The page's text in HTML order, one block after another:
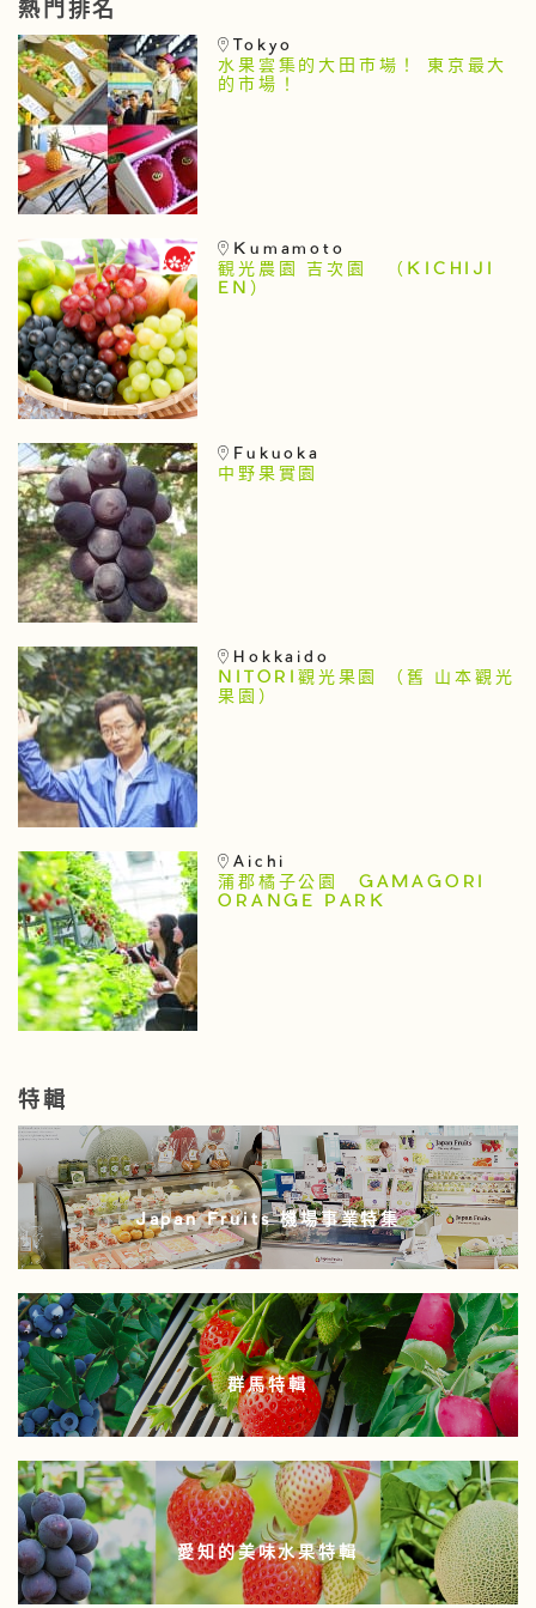
熱門排名
Tokyo
水果雲集的大田市場！ 東京最大
的市場！
Kumamoto
観光農園 吉次園 （KICHIJI
EN）
Fukuoka
中野果實園
Hokkaido
NITORI觀光果園 （舊 山本觀光
果園）
Aichi
蒲郡橘子公園 GAMAGORI
ORANGE PARK
特輯
Japan Fruits 機場事業特集
群馬特輯
愛知的美味水果特輯